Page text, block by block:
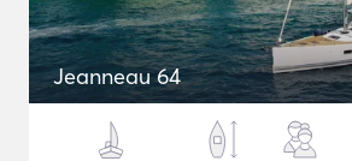
Jeanneau 64